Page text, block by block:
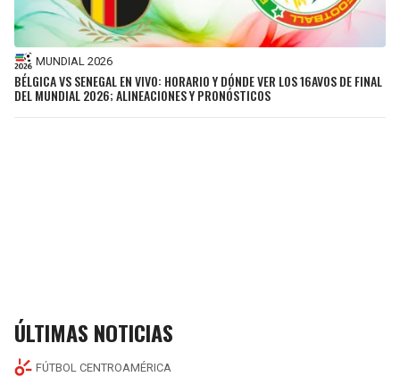
MUNDIAL 2026
BÉLGICA VS SENEGAL EN VIVO: HORARIO Y DÓNDE VER LOS 16AVOS DE FINAL
DEL MUNDIAL 2026; ALINEACIONES Y PRONÓSTICOS
ÚLTIMAS NOTICIAS
FÚTBOL CENTROAMÉRICA